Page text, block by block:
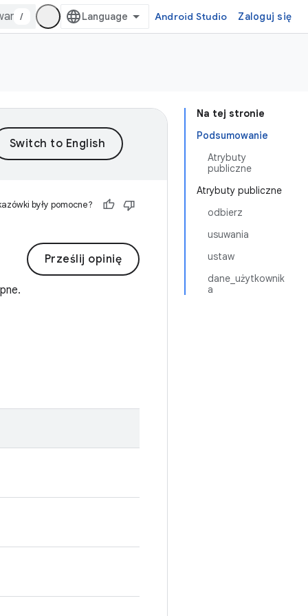
/ Android Studio Zaloguj się
Na tej stronie
Podsumowanie
Atrybuty
publiczne
Atrybuty publiczne
odbierz
usuwania
ustaw
dane_użytkownik
a
były pomocne?
Prześlij opinię